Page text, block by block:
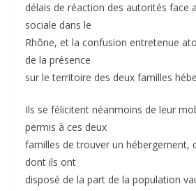
délais de réaction des autorités face
sociale dans le
Rhône, et la confusion entretenue
de la présence
sur le territoire des deux familles
Ils se félicitent néanmoins de leur
permis à ces deux
familles de trouver un hébergement,
dont ils ont
disposé de la part de la population